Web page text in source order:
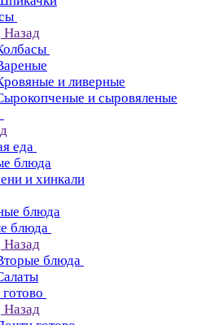
Назад
и ливерные
и сыровяленые
еда
блюда
и хинкали
блюда
блюда
Назад
блюда
Назад